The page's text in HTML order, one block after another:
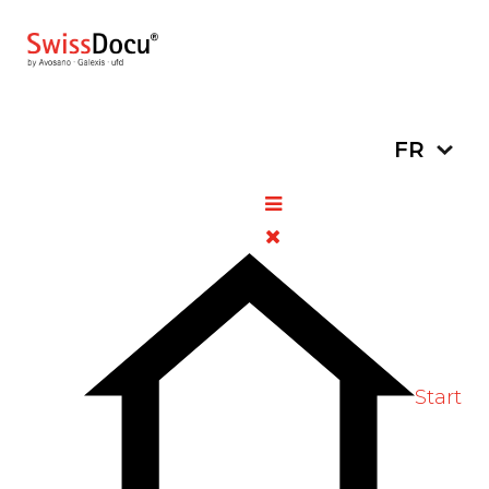
FR
Start
PANGEA XV : opération
internationale de lutte contre
les médicaments falsifiés ou
importés illégalement
Informations
générales